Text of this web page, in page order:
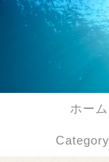
ホーム